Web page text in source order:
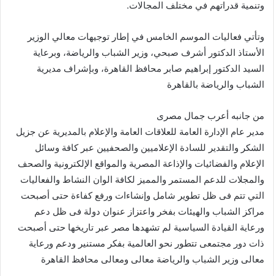
وتنمية قدراتهم في مختلف المجالات.
وتأتي فعاليات الموسم الخامس في إطار توجيهات معالي الوزير
الأستاذ الدكتور أشرف صبحي، وزير الشباب والرياضة، وبرعاية
السيد الدكتور إبراهيم صابر محافظ القاهرة، وبإشراف مديرية
الشباب والرياضة بالقاهرة
من جانبه أعرب جمال مصرى
مدير عام الإدارة العامة للعلاقات العامة والإعلام بالمديرية عن جزيل
الشكر والتقدير للسادة الإعلاميين والصحفيين عبر كافة وسائل
الإعلام والفضائيات والإذاعة المصرية والمواقع الإلكترونية والصحف
والمجلات للدعم المستمر والمميز لكافة الوان النشاط والفعاليات
التي تتم فى ظل تطوير شامل وإنشاءات ورفع كفاءة حتى أصبحت
مراكز الشباب والهيئات بفخر واعتزاز عنوان دولة فى ظل دعم
ورعاية القيادة السياسية لم تشهدها مصر عبر تاريخها حتى أصبحت
ذات دور مجتمعى تتطور نحو العالمية بفكر مستنير ودعم ورعاية
معالى وزير الشباب والرياضة معالى ومعالى محافظ القاهرة